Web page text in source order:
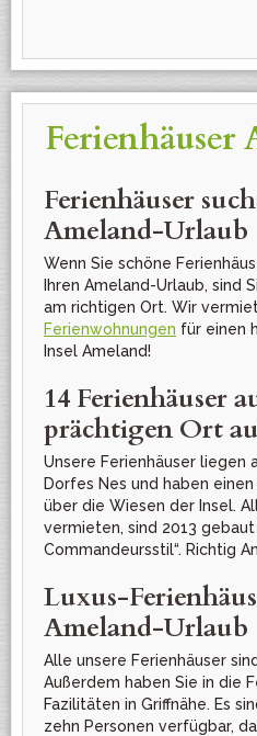
Ferienhäuser
Ferienhäuser
Ameland-Urlaub
Wenn Sie schöne
Ihren Ameland-Urlaub, sind
am richtigen Ort. Wir
Ferienwohnungen für einen
Insel Ameland!
14 Ferienhäuser
prächtigen Ort
Unsere Ferienhäuser liegen
Dorfes Nes und haben
über die Wiesen der Insel.
vermieten, sind 2013
Commandeursstil“. Richtig
Luxus-
Ameland-Urlaub
Alle unsere Ferienhäuser
Außerdem haben Sie in die
Fazilitäten in Griffnähe. Es
zehn Personen verfügbar,